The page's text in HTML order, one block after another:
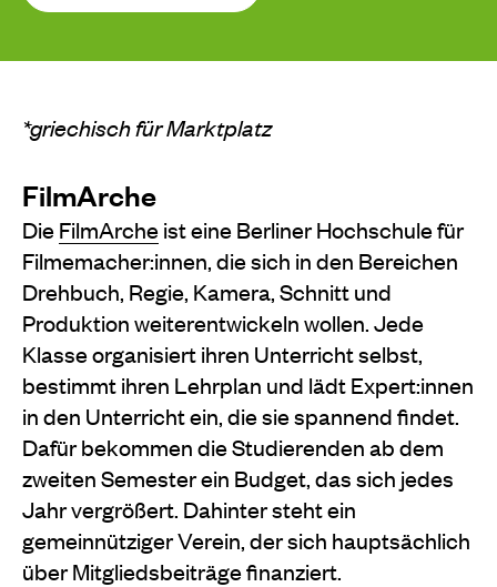
*griechisch für Marktplatz
FilmArche
DieFilmArcheist eine Berliner Hochschule für
Filmemacher:innen, die sich in den Bereichen
Drehbuch, Regie, Kamera, Schnitt und
Produktion weiterentwickeln wollen. Jede
Klasse organisiert ihren Unterricht selbst,
bestimmt ihren Lehrplan und lädt Expert:innen
in den Unterricht ein, die sie spannend findet.
Dafür bekommen die Studierenden ab dem
zweiten Semester ein Budget, das sich jedes
Jahr vergrößert. Dahinter steht ein
gemeinnütziger Verein, der sich hauptsächlich
über Mitgliedsbeiträge finanziert.